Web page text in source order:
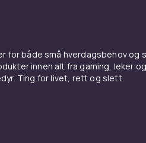
for både små hverdagsbehov og
innen alt fra gaming, leker og
Ting for livet, rett og slett.